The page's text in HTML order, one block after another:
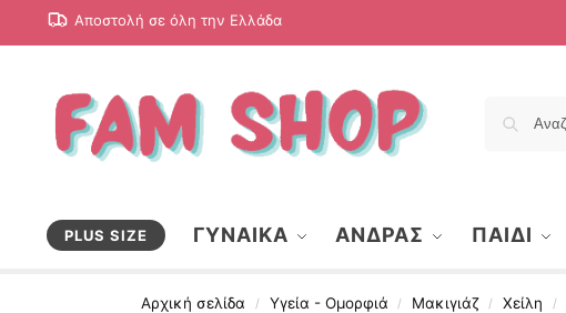
Αποστολή σε όλη την Ελλάδα
PLUS SIZE ΓΥΝΑΙΚΑ ΑΝΔΡΑΣ ΠΑΙΔΙ
Αρχική σελίδα / Υγεία - Ομορφιά / Μακιγιάζ / Χείλη /